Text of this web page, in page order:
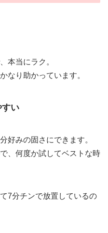
本当にラク。
なり助かっています。
すい
好みの固さにできます。
、何度か試してベストな時
7分チンで放置しているの